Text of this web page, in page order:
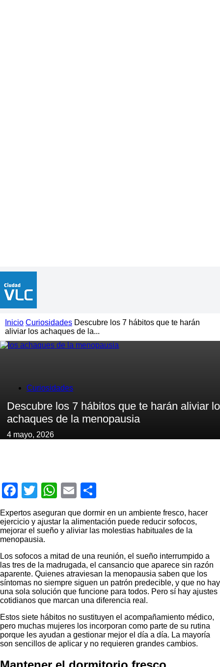
Inicio Curiosidades Descubre los 7 hábitos que te harán
aliviar los achaques de la...
Curiosidades
Descubre los 7 hábitos que te harán aliviar
achaques de la menopausia
4 mayo, 2026
Facebook
TwitterWhatsApp
Email
Expertos aseguran que dormir en un ambiente fresco, hacer
ejercicio y ajustar la alimentación puede reducir sofocos,
mejorar el sueño y aliviar las molestias habituales de la
menopausia.
Los sofocos a mitad de una reunión, el sueño interrumpido a
las tres de la madrugada, el cansancio que aparece sin razón
aparente. Quienes atraviesan la menopausia saben que los
síntomas no siempre siguen un patrón predecible, y que no hay
una sola solución que funcione para todos. Pero sí hay ajustes
cotidianos que marcan una diferencia real.
Estos siete hábitos no sustituyen el acompañamiento médico,
pero muchas mujeres los incorporan como parte de su rutina
porque les ayudan a gestionar mejor el día a día. La mayoría
son sencillos de aplicar y no requieren grandes cambios.